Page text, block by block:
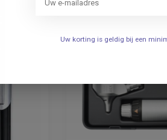
Uw korting is geldig bij een